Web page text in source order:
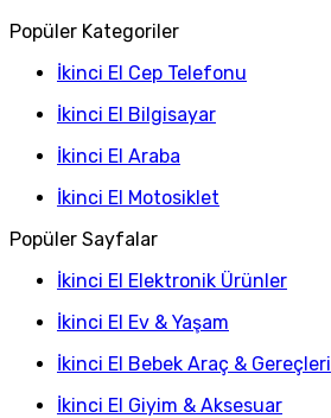
Popüler Kategoriler
İkinci El Cep Telefonu
İkinci El Bilgisayar
İkinci El Araba
İkinci El Motosiklet
Popüler Sayfalar
İkinci El Elektronik Ürünler
İkinci El Ev & Yaşam
İkinci El Bebek Araç & Gereçleri
İkinci El Giyim & Aksesuar